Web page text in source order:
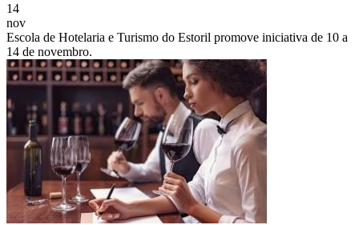
14
nov
Escola de Hotelaria e Turismo do Estoril promove iniciativa de 10 a
14 de novembro.